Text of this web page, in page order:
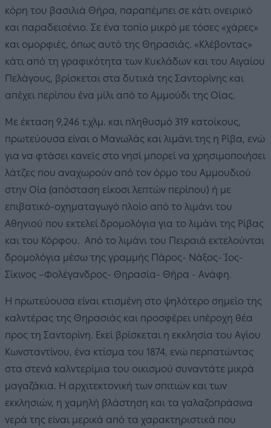
κόρη του βασιλιά Θήρα, παραπέμπει σε κάτι ονειρικό
και παραδεισένιο. Σε ένα τοπίο μικρό με τόσες «χάρες»
και ομορφιές, όπως αυτό της Θηρασιάς. «Κλέβοντας»
κάτι από τη γραφικότητα των Κυκλάδων και του Αιγαίου
Πελάγους, βρίσκεται στα δυτικά της Σαντορίνης και
απέχει περίπου ένα μίλι από το Αμμούδι της Οίας.
Με έκταση 9,246 τ.χλμ. και πληθυσμό 319 κατοίκους,
πρωτεύουσα είναι ο Μανωλάς και λιμάνι της η Ρίβα, ενώ
για να φτάσει κανείς στο νησί μπορεί να χρησιμοποιήσει
λάτζες που αναχωρούν από τον όρμο του Αμμουδιού
στην Οία (απόσταση είκοσι λεπτών περίπου) ή με
επιβατικό-οχηματαγωγό πλοίο από το λιμάνι του
Αθηνιού που εκτελεί δρομολόγια για το λιμάνι της Ρίβας
και του Κόρφου. Από το λιμάνι του Πειραιά εκτελούνται
δρομολόγια μέσω της γραμμής Πάρος- Νάξος- Ίος-
Σίκινος –Φολέγανδρος- Θηρασία- Θήρα - Ανάφη.
Η πρωτεύουσα είναι κτισμένη στο ψηλότερο σημείο της
καλντέρας της Θηρασιάς και προσφέρει υπέροχη θέα
προς τη Σαντορίνη. Εκεί βρίσκεται η εκκλησία του Αγίου
Κωνσταντίνου, ένα κτίσμα του 1874, ενώ περπατώντας
στα στενά καλντερίμια του οικισμού συναντάτε μικρά
μαγαζάκια. Η αρχιτεκτονική των σπιτιών και των
εκκλησιών, η χαμηλή βλάστηση και τα γαλαζοπράσινα
νερά της είναι μερικά από τα χαρακτηριστικά που